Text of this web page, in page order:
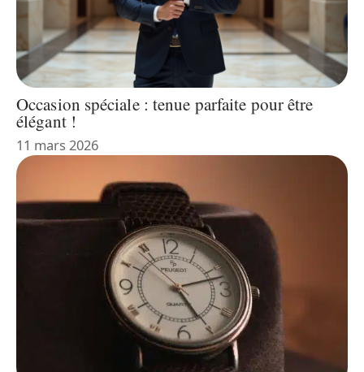
Occasion spéciale : tenue parfaite pour être
élégant !
11 mars 2026